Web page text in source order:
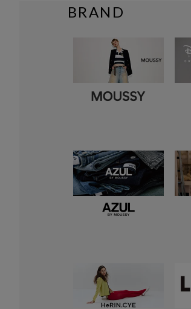
BRAND